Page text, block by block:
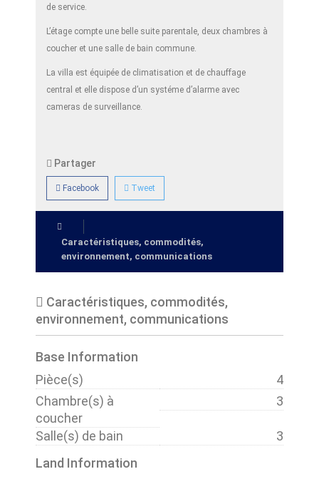
de service.
L’étage compte une belle suite parentale, deux chambres à
coucher et une salle de bain commune.
La villa est équipée de climatisation et de chauffage
central et elle dispose d’un systéme d’alarme avec
cameras de surveillance.
Partager
Facebook Tweet
Caractéristiques, commodités,
environnement, communications
Caractéristiques, commodités,
environnement, communications
Base Information
Pièce(s)
4
Chambre(s) à
coucher
3
Salle(s) de bain
3
Land Information